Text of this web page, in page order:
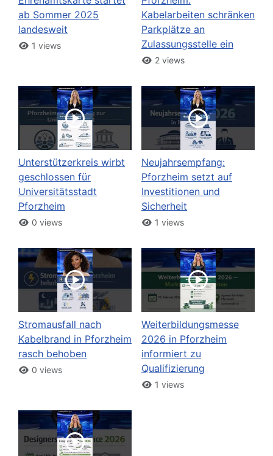
ab Sommer 2025
landesweit
1 views
Kabelarbeiten schränken
Parkplätze an
Zulassungsstelle ein
2 views
Unterstützerkreis wirbt
geschlossen für
Universitätsstadt
Pforzheim
0 views
Neujahrsempfang:
Pforzheim setzt auf
Investitionen und
Sicherheit
1 views
Stromausfall nach
Kabelbrand in Pforzheim
rasch behoben
0 views
Weiterbildungsmesse
2026 in Pforzheim
informiert zu
Qualifizierung
1 views